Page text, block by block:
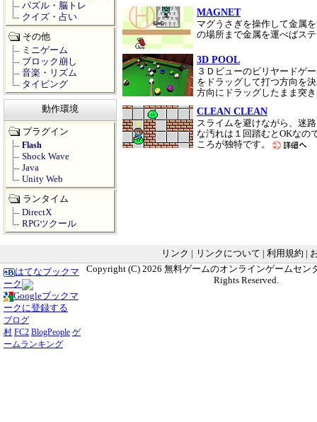
MAGNET
マグうさぎを操作して金属
の場所まで金属を運べばス
3D POOL
３Ｄビューのビリヤードゲ
をドラッグして打つ方向を
方向にドラッグしたまま突
CLEAN CLEAN
スライムを避けながら、迷
な汚れは１回踏むとOKなの
ころが独特です。
パズル・脳トレ
クイズ・占い
その他
ミニゲーム
ブロック崩し
音楽・リズム
タイピング
動作環境
プラグイン
Flash
Shock Wave
Java
Unity Web
ランタイム
DirectX
RPGツクール
リンク リンクについて 利用規約
はてなブックマ
ーク
Googleブックマ
ークに登録する
ブログ
村 FC2 BlogPeople ゲ
ームランキング
Copyright (C) 2026 無料ゲームのオンラインゲームセン
Rights Reserved.